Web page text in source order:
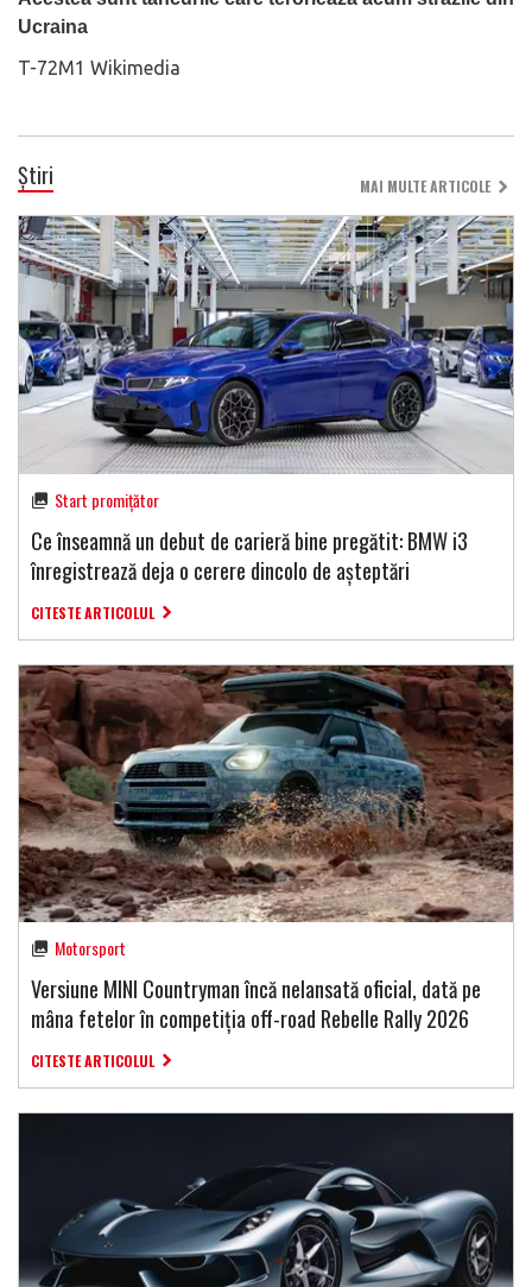
Ucraina
T-72M1 Wikimedia
Știri MAI MULTE ARTICOLE
Start promițător
Ce înseamnă un debut de carieră bine pregătit: BMW i3
înregistrează deja o cerere dincolo de așteptări
CITESTE ARTICOLUL
Motorsport
Versiune MINI Countryman încă nelansată oficial, dată pe
mâna fetelor în competiția off-road Rebelle Rally 2026
CITESTE ARTICOLUL